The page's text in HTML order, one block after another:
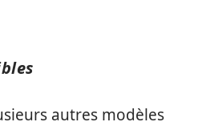
autres modèles